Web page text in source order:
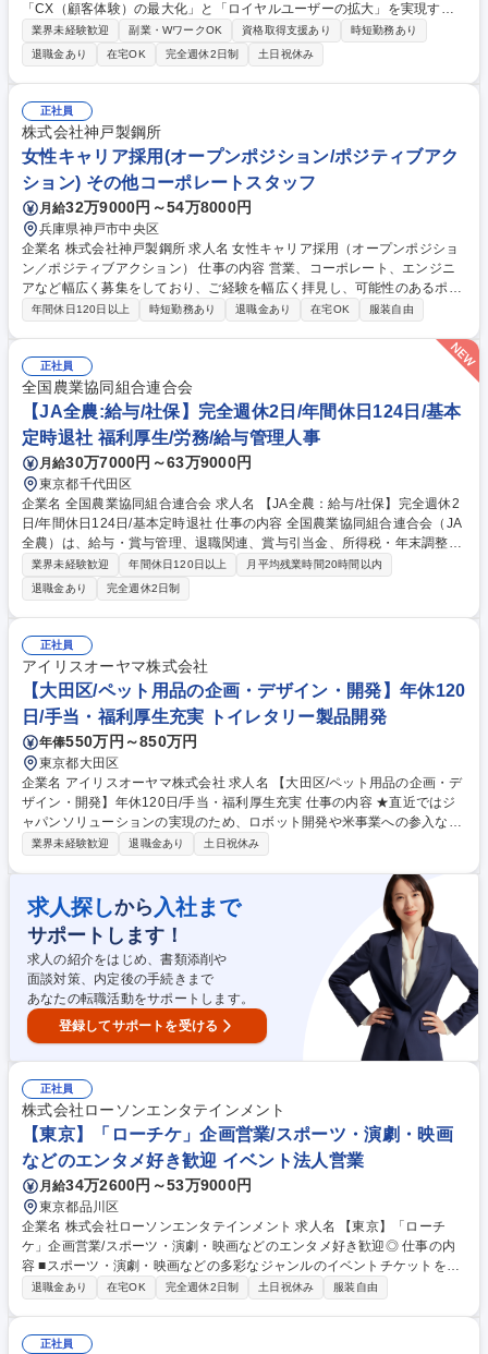
「CX（顧客体験）の最大化」と「ロイヤルユーザーの拡大」を実現する
ための、量販店営業に関わる営業人材の育成デザインと実行支援をお任せ
します。 ■量販店へのルート営業担当者および、キャリア責任者・SV等の
支援・育成に関する取組み（研修実施、ツール開発など） ■ルート活動プ
ロセス（現状把握から関係構築、課題特定、プロセス管理、振り返りま
で）を型化した「ルートプロセスガイド」等の策定、展開 募集職種 SEB0
04【スキルグロース担当】携帯ショップ量販店向け人材育成支援/リモー
ト可
業界未経験歓迎 副業・WワークOK 資格取得支援あり
時短勤務あり
退職金あり
在宅OK 完全週休2日制 土日祝休み
正社員
株式会社神戸製鋼所
女性キャリア採用(オープンポジション/ポジティブアク
ション) その他コーポレートスタッフ
月給32万9000円～54万8000円
兵庫県神戸市中央区
企業名 株式会社神戸製鋼所 求人名 女性キャリア採用（オープンポジショ
ン／ポジティブアクション） 仕事の内容 営業、コーポレート、エンジニ
アなど幅広く募集をしており、ご経験を幅広く拝見し、可能性のあるポジ
ションについて打診をさせていただきます。※選考職種については、一次
業：取得率99.1%（2020年度実績） ■短時間勤務制度（育児・介護） ■テ
レワーク ■フレックスタイム制 ■育児休業からの早期復帰支援制度：育児
休業からの早期復帰を希望するものの、子供を認可保育所に入れることが
できずやむなく認可外保育所に入れて復帰した従業員に対して、認可保育
所の利用料との差額を補助金として支給する制度。■育児のための特別休
暇 募集職種 女性キャリア採用（オープンポジション／ポジティブアクシ
ョン）
年間休日120日以上 時短勤務あり 退職金あり 在宅OK 服装自由
正社員
全国農業協同組合連合会
【JA全農:給与/社保】完全週休2日/年間休日124日/基本
定時退社 福利厚生/労務/給与管理人事
月給30万7000円～63万9000円
東京都千代田区
企業名 全国農業協同組合連合会 求人名 【JA全農：給与/社保】完全週休2
日/年間休日124日/基本定時退社 仕事の内容 全国農業協同組合連合会（JA
全農）は、給与・賞与管理、退職関連、賞与引当金、所得税・年末調整な
どの体系の改革をすすめており、これまでの業務のご経験やスキルを活か
して活躍いただける方を募集しています。 ご経験・適性・希望をもとに、
以下の中から担当いただく業務を決定します。 ■給与・賞与管理業務■所
得税対応、年末調整業務 ■人事制度の運用・改善対応■社会保険に関する
手続き・管理 ■人事システムの運用・管理■出向・受入出向に関する管理
業務 ■退職給付金制度に関する業務 など 募集職種 【JA全農：給与/社保】
完全週休2日/年間休日124日/基本定時退社
業界未経験歓迎 年間休日120日以上
月平均残業時間20時間以内
退職金あり
完全週休2日制
正社員
アイリスオーヤマ株式会社
【大田区/ペット用品の企画・デザイン・開発】年休120
日/手当・福利厚生充実 トイレタリー製品開発
年俸550万円～850万円
東京都大田区
企業名 アイリスオーヤマ株式会社 求人名 【大田区/ペット用品の企画・デ
ザイン・開発】年休120日/手当・福利厚生充実 仕事の内容 ★直近ではジ
ャパンソリューションの実現のため、ロボット開発や米事業への参入など
社会課題の解決にも真摯に取り組んでいます。各種手当・福利厚生が充実
品の企画・デザイン・開発をお任せします【具体的に】・商品企画、アイ
ディア提案 ・商品開発・設計 ・量産立ち上げ ・ＯＥＭ開発、等の業務を
担っていただきます【開発可能性のある製品例】・トイレタリー用品およ
び消耗品 ・ケージ/サークル/フェンス等 ・ペットキャリー/お出かけ用品
・ペットフード、等【魅力】裁量権◎、ご自身アイデアがすぐに商品化さ
れるチャンスがあります。 募集職種 【大田区/ペット用品の企画・デザイ
ン・開発】年休120日/手当・福利厚生充実
業界未経験歓迎 退職金あり 土日祝休み
求人探しから 入社まで
サポートします！
求人の紹介をはじめ、書類添削や
面談対策、内定後の手続きまで
あなたの転職活動をサポートします。
登録してサポートを受ける
正社員
株式会社ローソンエンタテインメント
【東京】「ローチケ」企画営業/スポーツ・演劇・映画
などのエンタメ好き歓迎 イベント法人営業
月給34万2600円～53万9000円
東京都品川区
企業名 株式会社ローソンエンタテインメント 求人名 【東京】「ローチ
ケ」企画営業/スポーツ・演劇・映画などのエンタメ好き歓迎◎ 仕事の内
容 ■スポーツ・演劇・映画などの多彩なジャンルのイベントチケットを扱
い、販売だけではなくツアー企画やファンクラブの運営、イベント企画も
存顧客との取引ですが、競合や未取引先へのアプローチも重要。1件でも
退職金あり 在宅OK 完全週休2日制 土日祝休み 服装自由
正社員